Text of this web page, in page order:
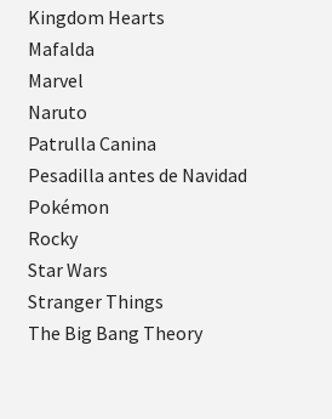
Kingdom Hearts
Mafalda
Marvel
Naruto
Patrulla Canina
Pesadilla antes de Navidad
Pokémon
Rocky
Star Wars
Stranger Things
The Big Bang Theory